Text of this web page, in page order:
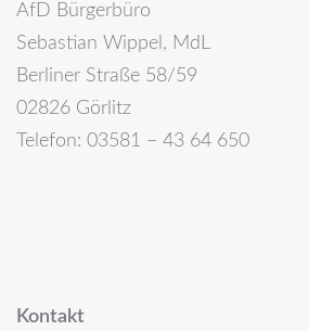
AfD Bürgerbüro
Sebastian Wippel, MdL
Berliner Straße 58/59
02826 Görlitz
Telefon: 03581 – 43 64 650
Kontakt